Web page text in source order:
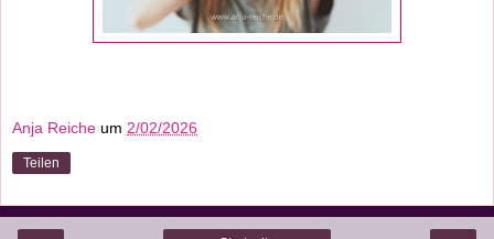
Anja Reiche um 2/02/2026
Teilen